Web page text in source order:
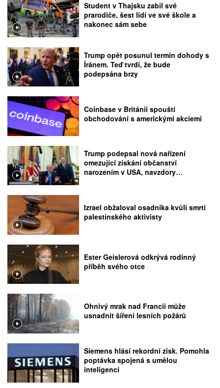
Student v Thajsku zabil své
prarodiče, šest lidí ve své škole a
nakonec sám sebe
Trump opět posunul termín dohody s
Íránem. Teď tvrdí, že bude
podepsána brzy
Coinbase v Británii spouští
obchodování s americkými akciemi
Trump podepsal nová nařízení
omezující získání občanství
narozením v USA, navzdory
Izrael obžaloval osadníka kvůli smrti
palestinského aktivisty
Ester Geislerová odkrývá rodinný
příběh svého otce
Ohnivý mrak nad Francií může
usnadnit šíření lesních požárů
Siemens hlásí rekordní zisk. Pomohla
poptávka spojená s umělou
inteligencí